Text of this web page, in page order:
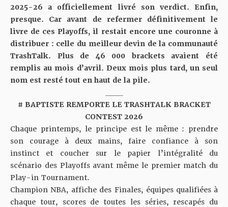
2025-26 a officiellement livré son verdict. Enfin,
presque. Car avant de refermer définitivement le
livre de ces Playoffs, il restait encore une couronne à
distribuer : celle du meilleur devin de la communauté
TrashTalk. Plus de 46 000 brackets avaient été
remplis au mois d’avril. Deux mois plus tard, un seul
nom est resté tout en haut de la pile.
# BAPTISTE REMPORTE LE TRASHTALK BRACKET
CONTEST 2026
Chaque printemps, le principe est le même : prendre
son courage à deux mains, faire confiance à son
instinct et coucher sur le papier l’intégralité du
scénario des Playoffs avant même le premier match du
Play-in Tournament.
Champion NBA, affiche des Finales, équipes qualifiées à
chaque tour, scores de toutes les séries, rescapés du